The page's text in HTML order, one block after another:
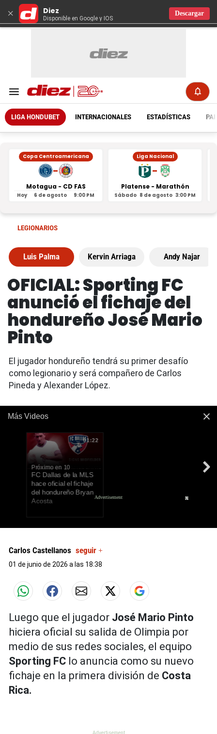
× Diez
Disponible en Google y IOS
Descargar
LIGA HONDUBET INTERNACIONALES ESTADÍSTICAS
Copa Centroamericana
-
Motagua - CD FAS
Hoy 6 de agosto 9:00 PM
Liga Nacional
-
Platense - Marathón
Sábado 8 de agosto 3:00 PM
LEGIONARIOS
Luis Palma Kervin Arriaga Andy Najar
OFICIAL: Sporting FC
anunció el fichaje del
hondureño José Mario
Pinto
El jugador hondureño tendrá su primer desafío
como legionario y será compañero de Carlos
Pineda y Alexander López.
Más Videos
01:22
Próximo en 8
FC Dallas de la MLS
hace oficial el fichaje
del hondureño Bryan
Acosta
seconds
X
Carlos Castellanos seguir +
01 de junio de 2026 a las 18:38
Luego que el jugador José Mario Pinto
hiciera oficial su salida de Olimpia por
medio de sus redes sociales, el equipo
Sporting FC lo anuncia como su nuevo
fichaje en la primera división de Costa
Rica.